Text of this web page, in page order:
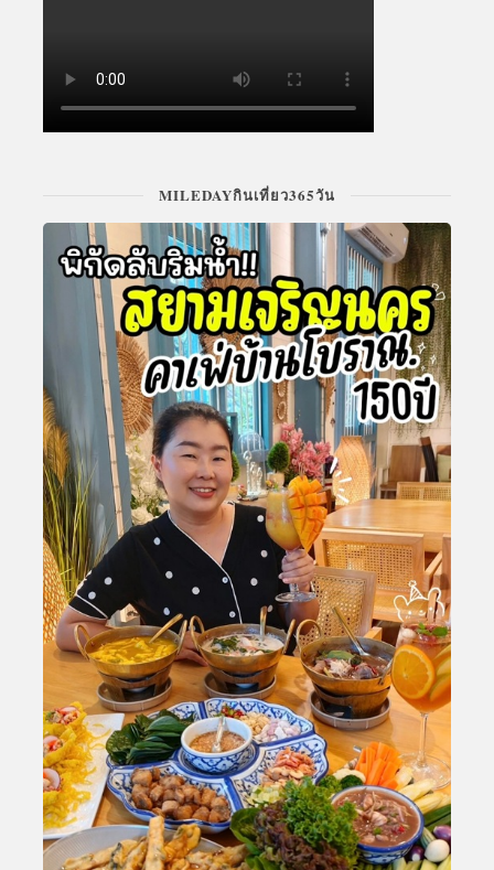
MILEDAYกินเที่ยว365วัน